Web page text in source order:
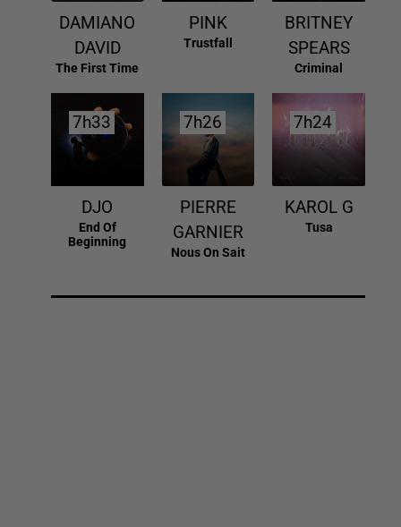
DAMIANO
DAVID
The First Time
PINK
Trustfall
BRITNEY
SPEARS
Criminal
7h33
7h33
DJO
End Of
Beginning
7h26
7h26
PIERRE
GARNIER
Nous On Sait
7h24
7h24
KAROL G
Tusa